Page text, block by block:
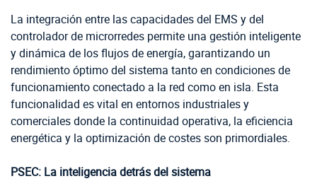
La integración entre las capacidades del EMS y del
controlador de microrredes permite una gestión inteligente
y dinámica de los flujos de energía, garantizando un
rendimiento óptimo del sistema tanto en condiciones de
funcionamiento conectado a la red como en isla. Esta
funcionalidad es vital en entornos industriales y
comerciales donde la continuidad operativa, la eficiencia
energética y la optimización de costes son primordiales.
PSEC: La inteligencia detrás del sistema